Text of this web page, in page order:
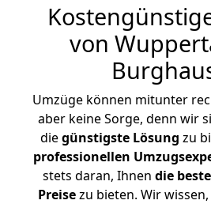
von
Umzüge können mitunter
aber keine Sorge, denn wir
diegünstigste Lösung zu
professionellen
stets daran, Ihnen die
Preisezu bieten. Wir